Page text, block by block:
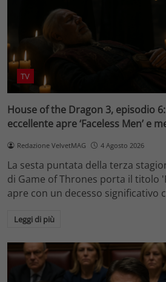
TV
House of the Dragon 3, episodio
eccellente apre ‘Faceless Men’ e
Redazione VelvetMAG 4 Agosto 2026
La sesta puntata della terza
di Game of Thrones porta il titolo
apre con un decesso significativo
Leggi di più